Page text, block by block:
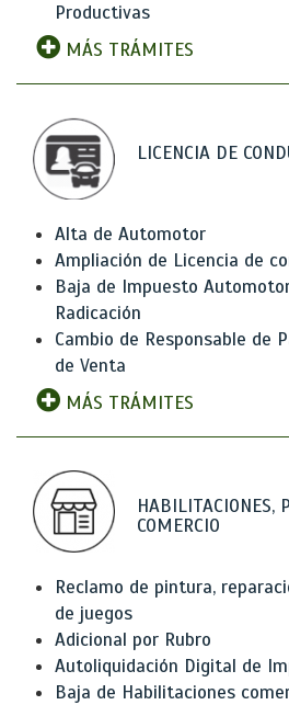
Productivas
MÁS TRÁMITES
LICENCIA DE
Alta de Automotor
Ampliación de Licencia de
Baja de Impuesto
Radicación
Cambio de Responsable de
de Venta
MÁS TRÁMITES
HABILITACIONES,
COMERCIO
Reclamo de pintura,
de juegos
Adicional por Rubro
Autoliquidación Digital de
Baja de Habilitaciones